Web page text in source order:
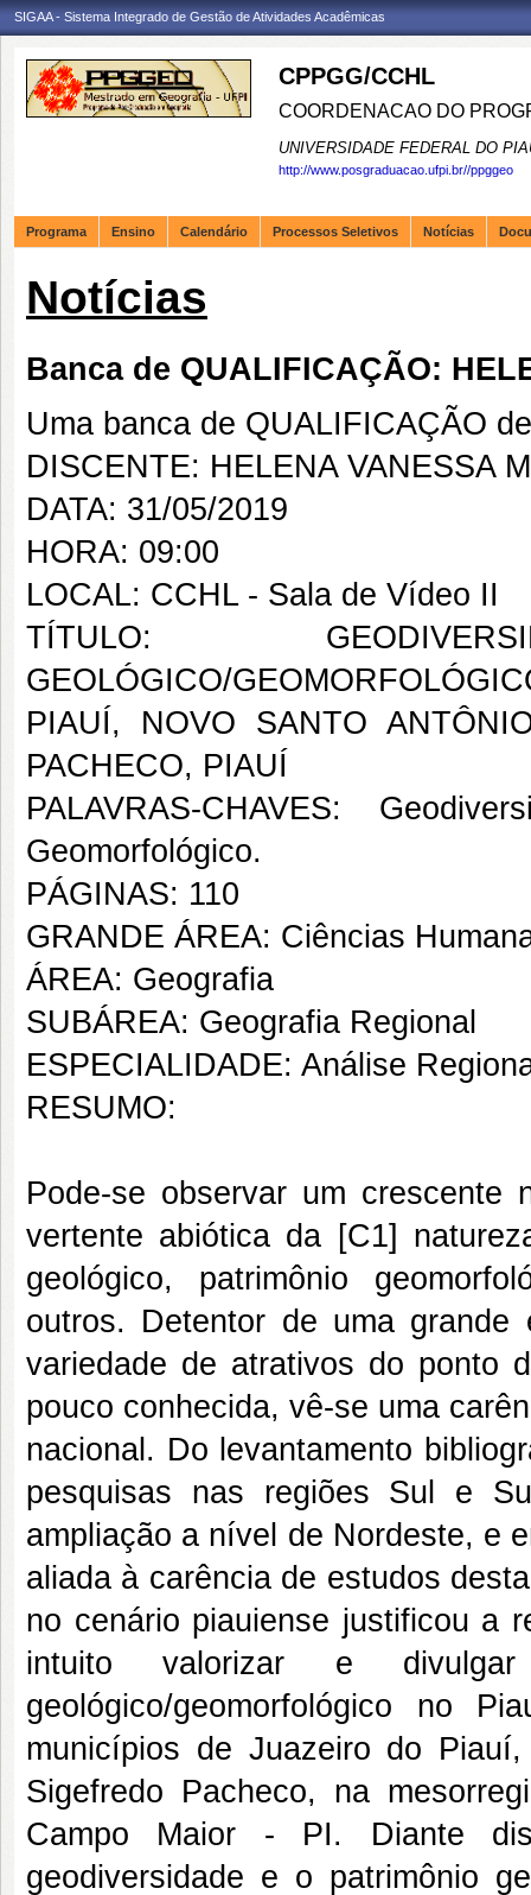
SIGAA - Sistema Integrado de Gestão de Atividades Acadêmicas
CPPGG/CCHL
COORDENACAO DO
UNIVERSIDADE FEDERAL DO
http://www.posgraduacao.ufpi.br//ppggeo
Programa Ensino Calendário Processos Seletivos Notícias
Notícias
Banca de QUALIFICAÇÃO:
Uma banca de QUALIFICAÇÃO
DISCENTE: HELENA VANESSA
DATA: 31/05/2019
HORA: 09:00
LOCAL: CCHL - Sala de Vídeo II
TÍTULO:
GEOLÓGICO/
PIAUÍ, NOVO SANTO
PACHECO, PIAUÍ
PALAVRAS-CHAVES:
Geomorfológico.
PÁGINAS: 110
GRANDE ÁREA: Ciências
ÁREA: Geografia
SUBÁREA: Geografia Regional
ESPECIALIDADE: Análise
RESUMO:
Pode-se observar um crescente
vertente abiótica da [C1]
geológico, patrimônio
outros. Detentor de uma
variedade de atrativos do ponto
pouco conhecida, vê-se uma
nacional. Do levantamento
pesquisas nas regiões Sul e
ampliação a nível de Nordeste, e
aliada à carência de estudos
no cenário piauiense justificou a
intuito valorizar e
geológico/geomorfológico no
municípios de Juazeiro do
Sigefredo Pacheco, na
Campo Maior - PI. Diante
geodiversidade e o patrimônio